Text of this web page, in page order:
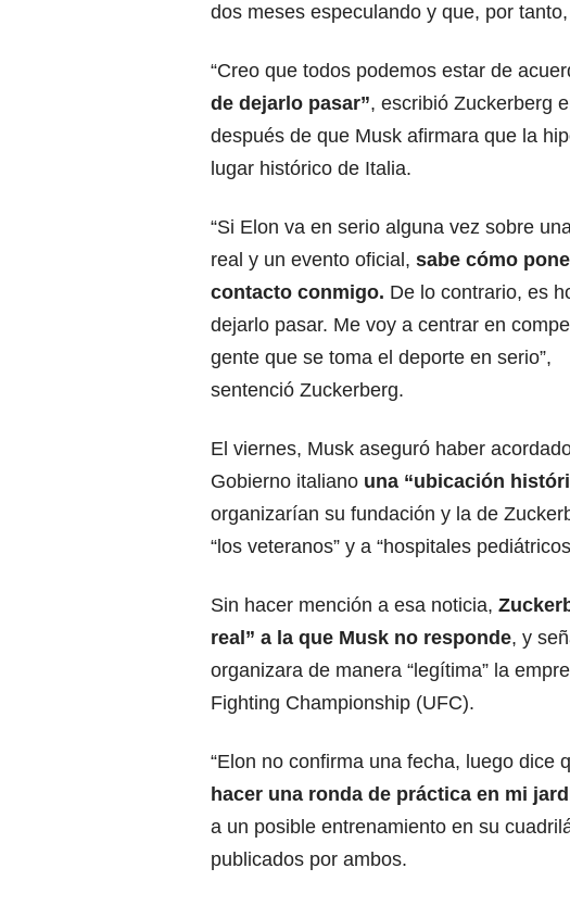
dos meses especulando y que, por tanto,
“Creo que todos podemos estar de
de dejarlo pasar”, escribió Zuckerberg
después de que Musk afirmara que la
lugar histórico de Italia.
“Si Elon va en serio alguna vez sobre
real y un evento oficial, sabe cómo
contacto conmigo. De lo contrario, es
dejarlo pasar. Me voy a centrar en
gente que se toma el deporte en serio”,
sentenció Zuckerberg.
El viernes, Musk aseguró haber
Gobierno italiano una “ubicación
organizarían su fundación y la de
“los veteranos” y a “hospitales
Sin hacer mención a esa noticia,
real” a la que Musk no responde, y
organizara de manera “legítima” la
Fighting Championship (UFC).
“Elon no confirma una fecha, luego dice
hacer una ronda de práctica en mi
a un posible entrenamiento en su
publicados por ambos.